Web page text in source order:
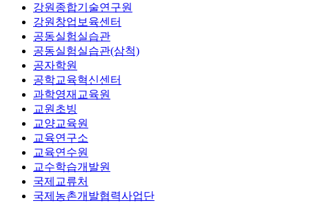
강원종합기술연구원
강원창업보육센터
공동실험실습관
공동실험실습관(삼척)
공자학원
공학교육혁신센터
과학영재교육원
교원초빙
교양교육원
교육연구소
교육연수원
교수학습개발원
국제교류처
국제농촌개발협력사업단